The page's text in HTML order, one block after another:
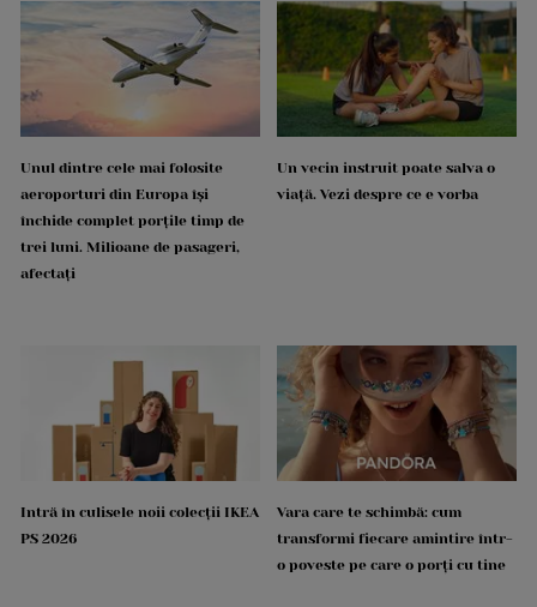
Unul dintre cele mai folosite
aeroporturi din Europa își
închide complet porțile timp de
trei luni. Milioane de pasageri,
afectați
Un vecin instruit poate salva o
viață. Vezi despre ce e vorba
Intră în culisele noii colecții IKEA
PS 2026
Vara care te schimbă: cum
transformi fiecare amintire într-
o poveste pe care o porți cu tine